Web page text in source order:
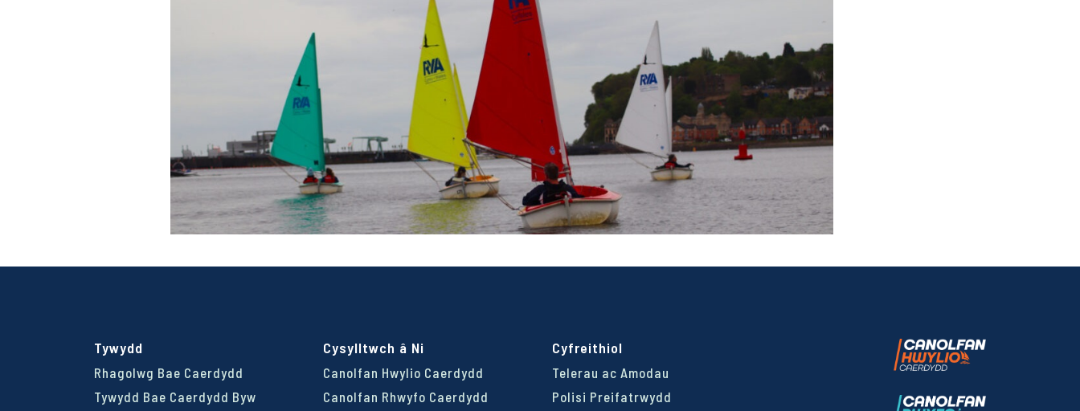
Tywydd
Rhagolwg Bae Caerdydd
Tywydd Bae Caerdydd Byw
Cysylltwch â Ni
Canolfan Hwylio Caerdydd
Canolfan Rhwyfo Caerdydd
Cyfreithiol
Telerau ac Amodau
Polisi Preifatrwydd